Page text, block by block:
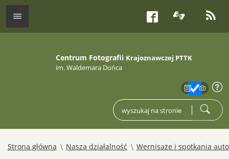
menu
Facebook
tłumacz
Centrum Fotografii Krajoznawczej PTTK
im. Waldemara Dońca
szukaj
Strona główna /
Nasza działalność /
Wernisaże i spotkania